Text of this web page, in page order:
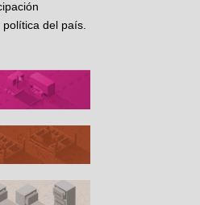
del país.